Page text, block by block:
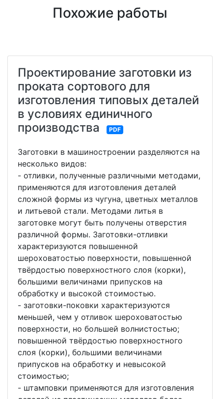
Похожие работы
Проектирование заготовки из
проката сортового для
изготовления типовых деталей
в условиях единичного
производства
PDF
Заготовки в машиностроении разделяются на
несколько видов:
- отливки, полученные различными методами,
применяются для изготовления деталей
сложной формы из чугуна, цветных металлов
и литьевой стали. Методами литья в
заготовке могут быть получены отверстия
различной формы. Заготовки-отливки
характеризуются повышенной
шероховатостью поверхности, повышенной
твёрдостью поверхностного слоя (корки),
большими величинами припусков на
обработку и высокой стоимостью.
- заготовки-поковки характеризуются
меньшей, чем у отливок шероховатостью
поверхности, но большей волнистостью;
повышенной твёрдостью поверхностного
слоя (корки), большими величинами
припусков на обработку и невысокой
стоимостью;
- штамповки применяются для изготовления